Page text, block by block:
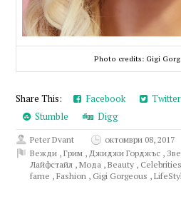
Photo credits: Gigi
Share This: Facebook Twitter
Stumble
Digg
Peter Dvant
октомври 08, 2017
Вежди ,Грим ,Джиджи Горджъс ,
Лайфстайл ,Мода ,Beauty , Celebrities
fame ,Fashion , Gigi Gorgeous ,